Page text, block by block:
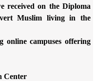
received on the Diploma
Muslim living in the
online campuses offering
Center